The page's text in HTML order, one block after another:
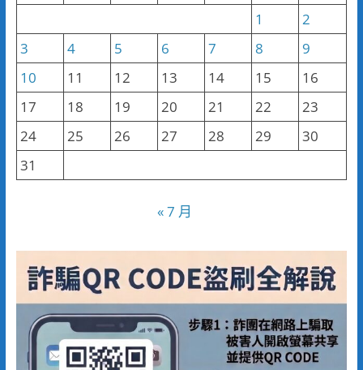
1
2
3
4 5 6 7 8
9
10
11 12 13 14 15
16
17
18 19 20 21 22
23
24
25 26 27 28 29
30
31
« 7 月